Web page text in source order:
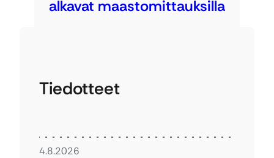
alkavat maastomittauksilla
Tiedotteet
4.8.2026